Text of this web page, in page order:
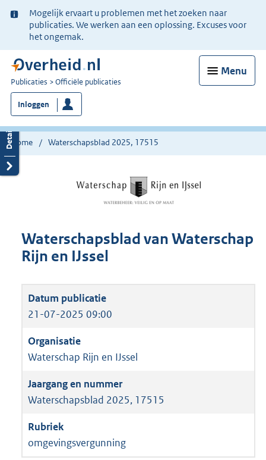
Ter
informatie:
Mogelijk ervaart u problemen met het zoeken naar
publicaties. We werken aan een oplossing. Excuses voor
het ongemak.
Menu
U
bent
nu
hier:
Publicaties Officiële publicaties
Inloggen
Home Waterschapsblad 2025, 17515
Waterschapsblad van Waterschap
Rijn en IJssel
21-07-2025 09:00
Waterschap Rijn en IJssel
Waterschapsblad 2025, 17515
omgevingsvergunning